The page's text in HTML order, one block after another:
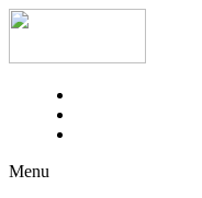
Menu